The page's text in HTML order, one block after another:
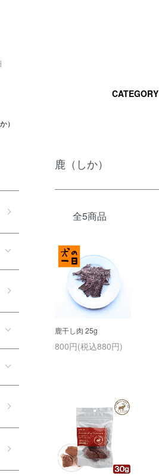
CATEGORY
）
鹿（しか）
全5商品
鹿干し肉 25g
800円(税込880円)